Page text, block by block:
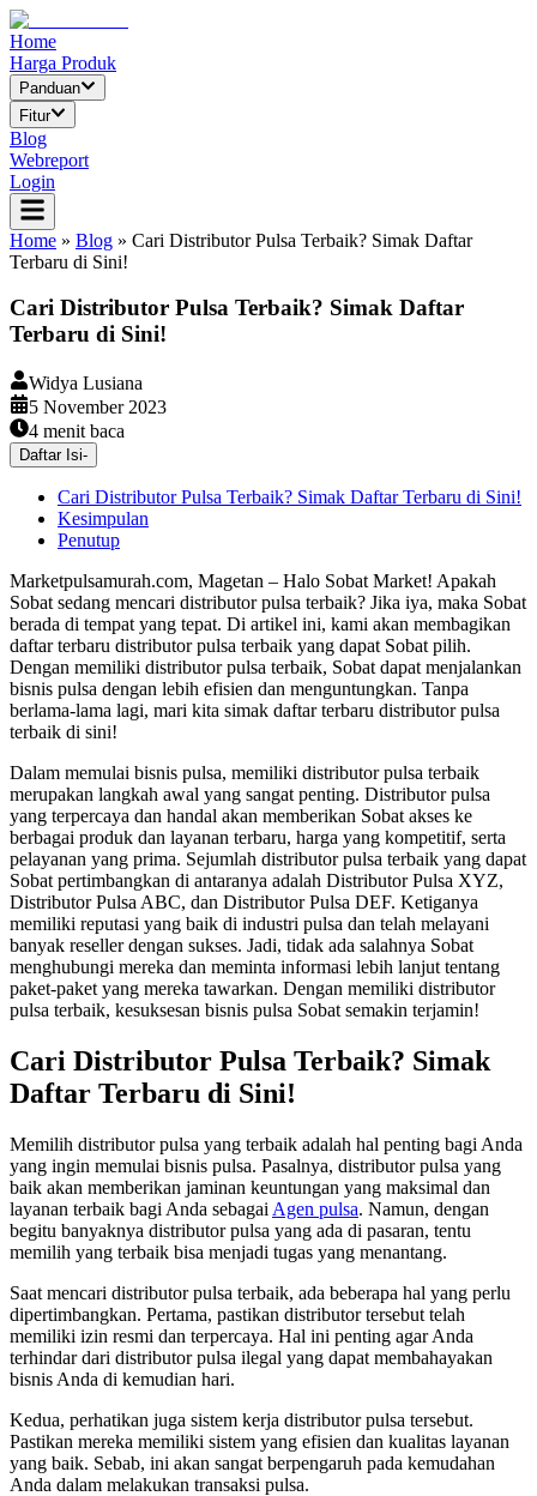
Home
Harga Produk
Panduan
Fitur
Blog
Webreport
Login
Home » Blog » Cari Distributor Pulsa Terbaik? Simak Daftar
Terbaru di Sini!
Cari Distributor Pulsa Terbaik? Simak Daftar
Terbaru di Sini!
Widya Lusiana
5 November 2023
4 menit baca
Daftar Isi-
Cari Distributor Pulsa Terbaik? Simak Daftar Terbaru di Sini!
Kesimpulan
Penutup
Marketpulsamurah.com, Magetan – Halo Sobat Market! Apakah
Sobat sedang mencari distributor pulsa terbaik? Jika iya, maka Sobat
berada di tempat yang tepat. Di artikel ini, kami akan membagikan
daftar terbaru distributor pulsa terbaik yang dapat Sobat pilih.
Dengan memiliki distributor pulsa terbaik, Sobat dapat menjalankan
bisnis pulsa dengan lebih efisien dan menguntungkan. Tanpa
berlama-lama lagi, mari kita simak daftar terbaru distributor pulsa
terbaik di sini!
Dalam memulai bisnis pulsa, memiliki distributor pulsa terbaik
merupakan langkah awal yang sangat penting. Distributor pulsa
yang terpercaya dan handal akan memberikan Sobat akses ke
berbagai produk dan layanan terbaru, harga yang kompetitif, serta
pelayanan yang prima. Sejumlah distributor pulsa terbaik yang dapat
Sobat pertimbangkan di antaranya adalah Distributor Pulsa XYZ,
Distributor Pulsa ABC, dan Distributor Pulsa DEF. Ketiganya
memiliki reputasi yang baik di industri pulsa dan telah melayani
banyak reseller dengan sukses. Jadi, tidak ada salahnya Sobat
menghubungi mereka dan meminta informasi lebih lanjut tentang
paket-paket yang mereka tawarkan. Dengan memiliki distributor
pulsa terbaik, kesuksesan bisnis pulsa Sobat semakin terjamin!
Cari Distributor Pulsa Terbaik? Simak
Daftar Terbaru di Sini!
Memilih distributor pulsa yang terbaik adalah hal penting bagi Anda
yang ingin memulai bisnis pulsa. Pasalnya, distributor pulsa yang
baik akan memberikan jaminan keuntungan yang maksimal dan
layanan terbaik bagi Anda sebagai Agen pulsa. Namun, dengan
begitu banyaknya distributor pulsa yang ada di pasaran, tentu
memilih yang terbaik bisa menjadi tugas yang menantang.
Saat mencari distributor pulsa terbaik, ada beberapa hal yang perlu
dipertimbangkan. Pertama, pastikan distributor tersebut telah
memiliki izin resmi dan terpercaya. Hal ini penting agar Anda
terhindar dari distributor pulsa ilegal yang dapat membahayakan
bisnis Anda di kemudian hari.
Kedua, perhatikan juga sistem kerja distributor pulsa tersebut.
Pastikan mereka memiliki sistem yang efisien dan kualitas layanan
yang baik. Sebab, ini akan sangat berpengaruh pada kemudahan
Anda dalam melakukan transaksi pulsa.